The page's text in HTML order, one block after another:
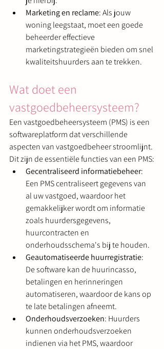
Marketing en reclame: Als jouw
woning leegstaat, moet een goede
beheerder effectieve
marketingstrategieën bieden om snel
kwaliteitshuurders aan te trekken.
Wat doet een
vastgoedbeheersysteem?
Een vastgoedbeheersysteem (PMS) is een
softwareplatform dat verschillende
aspecten van vastgoedbeheer stroomlijnt.
Dit zijn de essentiële functies van een PMS:
Gecentraliseerd informatiebeheer:
Een PMS centraliseert gegevens van
al uw vastgoed, waardoor het
gemakkelijker wordt om informatie
zoals huurdersgegevens,
huurcontracten en
onderhoudsschema's bij te houden.
Geautomatiseerde huurregistratie:
De software kan de huurincasso,
betalingen en herinneringen
automatiseren, waardoor de kans op
te late betalingen afneemt.
Onderhoudsverzoeken: Huurders
kunnen onderhoudsverzoeken
indienen via het PMS, waardoor